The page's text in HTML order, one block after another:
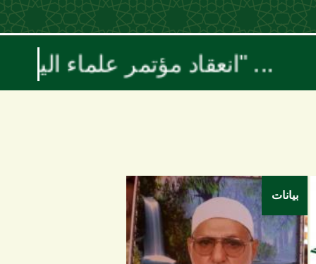
انعقاد مؤتمر علماء اليمن السنوي بعنوان "موقف علماء الأمة تجاه حرب الإبادة والتجويع في غزة ومخطط إسرائيل الكبرى"
بيانات